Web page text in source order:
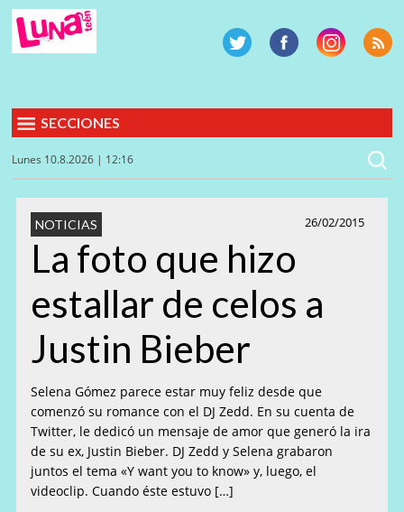
SECCIONES
Lunes 10.8.2026 | 12:16
26/02/2015
NOTICIAS
La foto que hizo
estallar de celos a
Justin Bieber
Selena Gómez parece estar muy feliz desde que
comenzó su romance con el DJ Zedd. En su cuenta de
Twitter, le dedicó un mensaje de amor que generó la ira
de su ex, Justin Bieber. DJ Zedd y Selena grabaron
juntos el tema «Y want you to know» y, luego, el
videoclip. Cuando éste estuvo […]